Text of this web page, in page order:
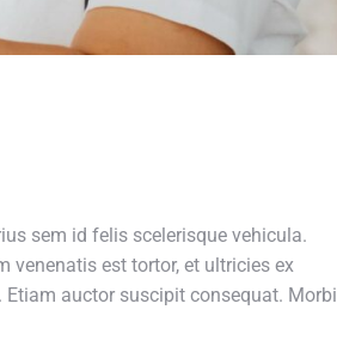
sem id felis scelerisque vehicula.
venenatis est tortor, et ultricies ex
auctor suscipit consequat. Morbi